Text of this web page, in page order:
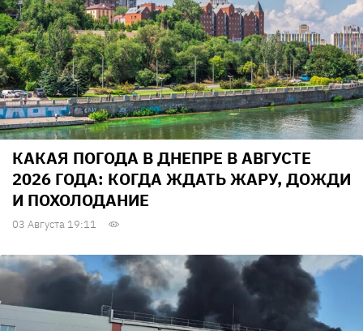
КАКАЯ ПОГОДА В ДНЕПРЕ В АВГУСТЕ
2026 ГОДА: КОГДА ЖДАТЬ ЖАРУ, ДОЖДИ
И ПОХОЛОДАНИЕ
03 Августа 19:11